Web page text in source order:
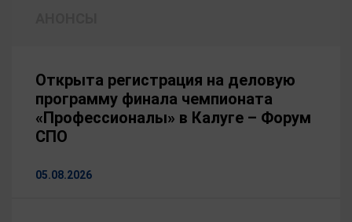
Открыта регистрация на деловую
программу финала чемпионата
«Профессионалы» в Калуге – Форум
СПО
05.08.2026